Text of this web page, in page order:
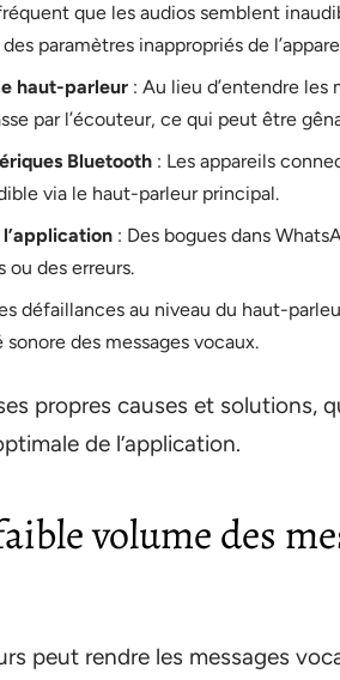
que les audios semblent
paramètres inappropriés de
haut-parleur : Au lieu d’entendre les
par l’écouteur, ce qui peut être
Bluetooth : Les appareils
via le haut-parleur principal.
: Des bogues dans
ou des erreurs.
défaillances au niveau du haut-
des messages vocaux.
propres causes et solutions,
de l’application.
volume des
peut rendre les messages